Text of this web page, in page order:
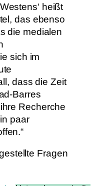
heißt
das ebenso
die medialen
sich im
dass die Zeit
Barres
Recherche
paar
Fragen